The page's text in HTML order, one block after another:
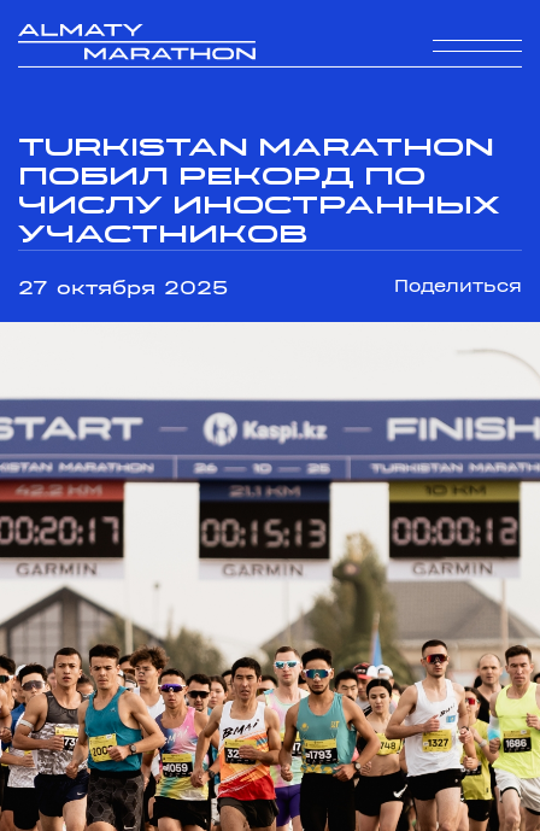
Turkistan Marathon
побил рекорд по
числу иностранных
участников
27 октября 2025 Поделиться